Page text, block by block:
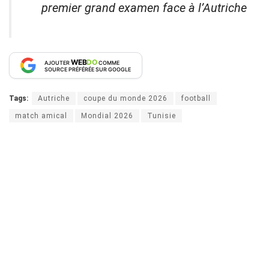
premier grand examen face à l’Autriche
AJOUTERWEBDOCOMME
SOURCE PRÉFÉRÉE SUR GOOGLE
Tags: Autriche coupe du monde 2026 football
match amical Mondial 2026 Tunisie